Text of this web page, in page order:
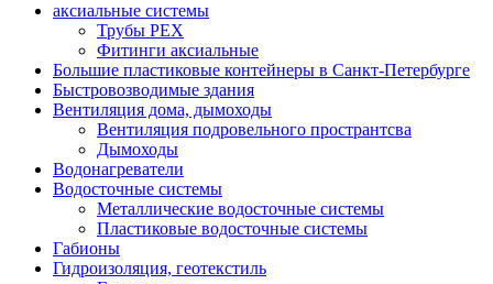
аксиальные системы
Трубы PEX
Фитинги аксиальные
Большие пластиковые контейнеры в Санкт-Петербурге
Быстровозводимые здания
Вентиляция дома, дымоходы
Вентиляция подровельного пространтсва
Дымоходы
Водонагреватели
Водосточные системы
Металлические водосточные системы
Пластиковые водосточные системы
Габионы
Гидроизоляция, геотекстиль